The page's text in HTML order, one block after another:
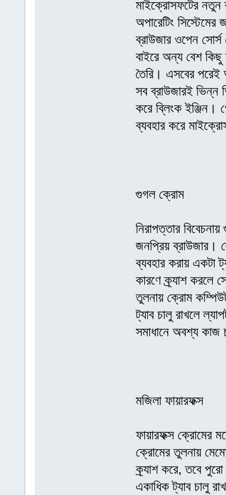
মাইক্রোসফটের নতুন
অপারেটিং
ব্রাউজার ওপেন
বাইরে অন্য বেশ
তৈরি। এসবের পরেই
সব ব্রাউজারই ভিন্ন
করে ব্লিংক ইঞ্জিন।
ব্যবহার করে
গুগল ক্রোম
নিরাপত্তার
জনপ্রিয় ব্রাউজার।
ব্যবহার করায় একটা
কারণে ক্র্যাশ করলে
তুলনায় ক্রোম
ট্যাব চালু রাখলে
সমাধানে অবশ্য
মজিলা ফায়ারফক্স
ফায়ারফক্স ক্রোমের
ক্রোমের তুলনায়
ক্র্যাশ করে, তবে
একাধিক ট্যাব চালু